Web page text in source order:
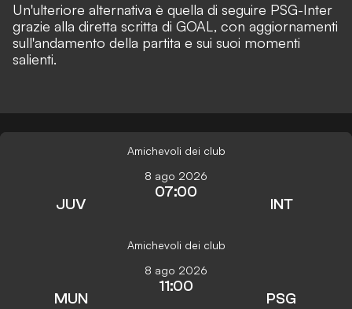
Un'ulteriore alternativa è quella di seguire PSG-Inter
grazie alla diretta scritta di GOAL, con aggiornamenti
sull'andamento della partita e sui suoi momenti
salienti.
Amichevoli dei club
JUV
8 ago 2026
07:00
INT
Amichevoli dei club
MUN
8 ago 2026
11:00
PSG